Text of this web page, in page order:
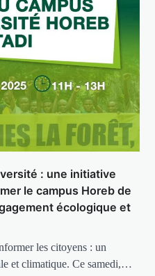
: une initiative
le campus Horeb de
écologique et
les citoyens : un
et climatique. Ce samedi,…